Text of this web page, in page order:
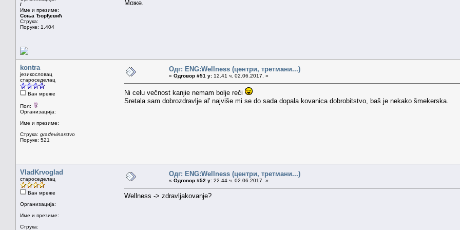
/
Име и презиме:
Соња Ђорђевић
Струка:
Поруке: 1.404
Може.
kontra
језикословац
староседелац
Ван мреже
Пол:
Организација:
Име и презиме:
Струка: građevinarstvo
Поруке: 521
Одг: ENG:Wellness (центри, третмани...)
« Одговор #51 у: 12.41 ч. 02.06.2017. »
Ni celu večnost kanjie nemam bolje reči
Sretala sam dobrozdravlje al' najviše mi se do sada dopala kovanica dobrobitstvo, baš je nekako šmekerska.
VladKrvoglad
староседелац
Ван мреже
Организација:
Име и презиме:
Струка:
Одг: ENG:Wellness (центри, третмани...)
« Одговор #52 у: 22.44 ч. 02.06.2017. »
Wellness -> zdravljakovanje?